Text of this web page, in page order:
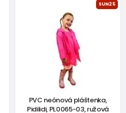
SUN25
PVC neónová pláštenka,
Pidilidi, PL0065-03, ružová